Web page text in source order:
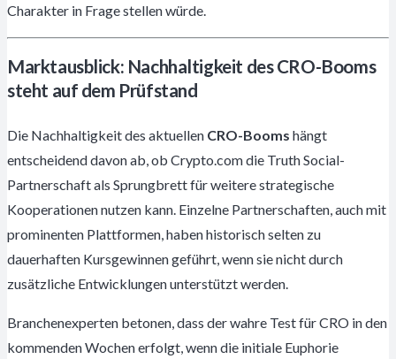
Charakter in Frage stellen würde.
Marktausblick: Nachhaltigkeit des CRO-Booms
steht auf dem Prüfstand
Die Nachhaltigkeit des aktuellen CRO-Booms hängt
entscheidend davon ab, ob Crypto.com die Truth Social-
Partnerschaft als Sprungbrett für weitere strategische
Kooperationen nutzen kann. Einzelne Partnerschaften, auch mit
prominenten Plattformen, haben historisch selten zu
dauerhaften Kursgewinnen geführt, wenn sie nicht durch
zusätzliche Entwicklungen unterstützt werden.
Branchenexperten betonen, dass der wahre Test für CRO in den
kommenden Wochen erfolgt, wenn die initiale Euphorie